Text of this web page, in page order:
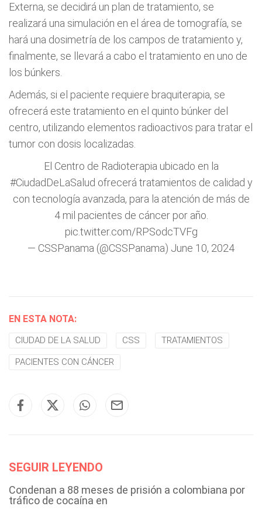
Externa, se decidirá un plan de tratamiento, se
realizará una simulación en el área de tomografía, se
hará una dosimetría de los campos de tratamiento y,
finalmente, se llevará a cabo el tratamiento en uno de
los búnkers.
Además, si el paciente requiere braquiterapia, se
ofrecerá este tratamiento en el quinto búnker del
centro, utilizando elementos radioactivos para tratar el
tumor con dosis localizadas.
El Centro de Radioterapia ubicado en la
#CiudadDeLaSalud ofrecerá tratamientos de calidad y
con tecnología avanzada, para la atención de más de
4 mil pacientes de cáncer por año.
pic.twitter.com/RPSodcTVFg
— CSSPanama (@CSSPanama) June 10, 2024
EN ESTA NOTA:
CIUDAD DE LA SALUD CSS TRATAMIENTOS
PACIENTES CON CÁNCER
SEGUIR LEYENDO
Condenan a 88 meses de prisión a colombiana por
tráfico de cocaína en